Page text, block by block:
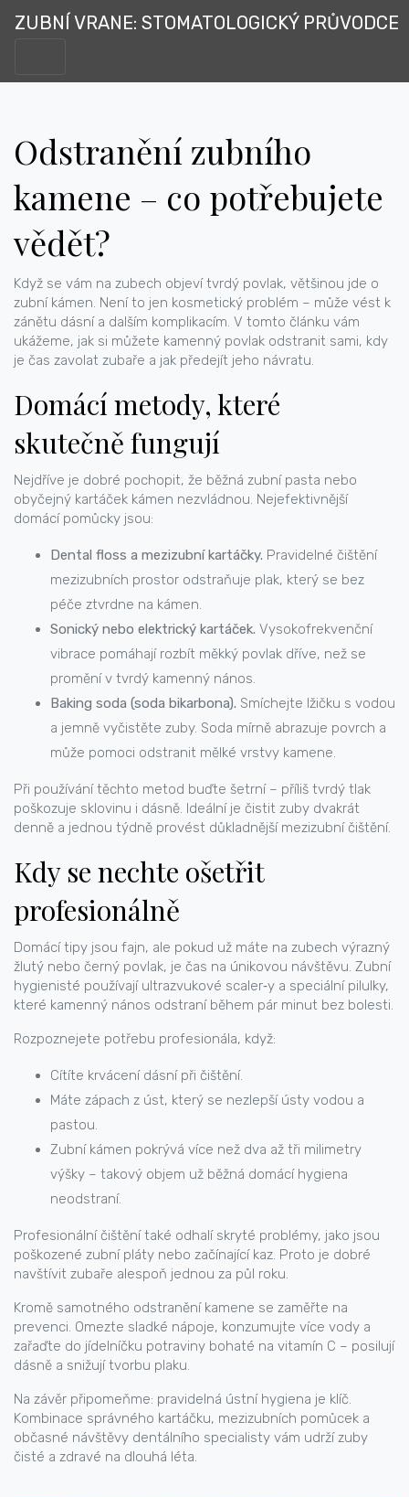
ZUBNÍ VRANE: STOMATOLOGICKÝ PRŮVODCE
Odstranění zubního
kamene – co potřebujete
vědět?
Když se vám na zubech objeví tvrdý povlak, většinou jde o
zubní kámen. Není to jen kosmetický problém – může vést k
zánětu dásní a dalším komplikacím. V tomto článku vám
ukážeme, jak si můžete kamenný povlak odstranit sami, kdy
je čas zavolat zubaře a jak předejít jeho návratu.
Domácí metody, které
skutečně fungují
Nejdříve je dobré pochopit, že běžná zubní pasta nebo
obyčejný kartáček kámen nezvládnou. Nejefektivnější
domácí pomůcky jsou:
Dental floss a mezizubní kartáčky. Pravidelné čištění
mezizubních prostor odstraňuje plak, který se bez
péče ztvrdne na kámen.
Sonický nebo elektrický kartáček. Vysokofrekvenční
vibrace pomáhají rozbít měkký povlak dříve, než se
promění v tvrdý kamenný nános.
Baking soda (soda bikarbona). Smíchejte lžičku s vodou
a jemně vyčistěte zuby. Soda mírně abrazuje povrch a
může pomoci odstranit mělké vrstvy kamene.
Při používání těchto metod buďte šetrní – příliš tvrdý tlak
poškozuje sklovinu i dásně. Ideální je čistit zuby dvakrát
denně a jednou týdně provést důkladnější mezizubní čištění.
Kdy se nechte ošetřit
profesionálně
Domácí tipy jsou fajn, ale pokud už máte na zubech výrazný
žlutý nebo černý povlak, je čas na únikovou návštěvu. Zubní
hygienisté používají ultrazvukové scaler‑y a speciální pilulky,
které kamenný nános odstraní během pár minut bez bolesti.
Rozpoznejete potřebu profesionála, když:
Cítíte krvácení dásní při čištění.
Máte zápach z úst, který se nezlepší ústy vodou a
pastou.
Zubní kámen pokrývá více než dva až tři milimetry
výšky – takový objem už běžná domácí hygiena
neodstraní.
Profesionální čištění také odhalí skryté problémy, jako jsou
poškozené zubní pláty nebo začínající kaz. Proto je dobré
navštívit zubaře alespoň jednou za půl roku.
Kromě samotného odstranění kamene se zaměřte na
prevenci. Omezte sladké nápoje, konzumujte více vody a
zařaďte do jídelníčku potraviny bohaté na vitamín C – posilují
dásně a snižují tvorbu plaku.
Na závěr připomeňme: pravidelná ústní hygiena je klíč.
Kombinace správného kartáčku, mezizubních pomůcek a
občasné návštěvy dentálního specialisty vám udrží zuby
čisté a zdravé na dlouhá léta.